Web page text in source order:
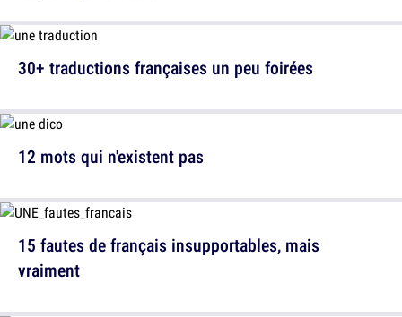
30+ traductions françaises un peu foirées
12 mots qui n'existent pas
15 fautes de français insupportables, mais
vraiment